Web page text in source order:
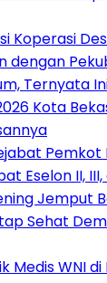
Koperasi
dengan
Ternyata
Kota
Pemkot
Eselon II, III,
Jemput
Sehat
Medis WNI di